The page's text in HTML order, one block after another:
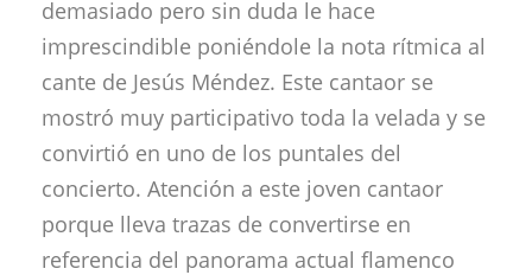
demasiado pero sin duda le hace
imprescindible poniéndole la nota rítmica al
cante de Jesús Méndez. Este cantaor se
mostró muy participativo toda la velada y se
convirtió en uno de los puntales del
concierto. Atención a este joven cantaor
porque lleva trazas de convertirse en
referencia del panorama actual flamenco